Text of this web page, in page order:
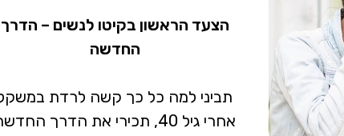
הצעד הראשון בקיטו לנשים – הדרך
החדשה
תביני למה כל כך קשה לרדת
אחרי גיל 40, תכירי את הדרך